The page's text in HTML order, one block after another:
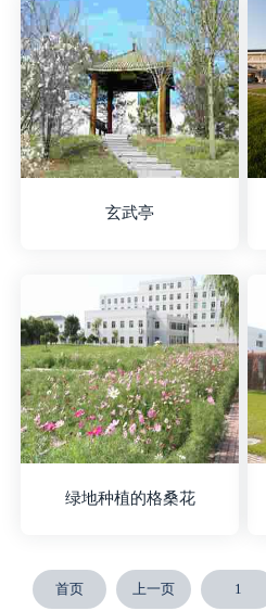
玄武亭
绿地种植的格桑花
首页 上一页 1